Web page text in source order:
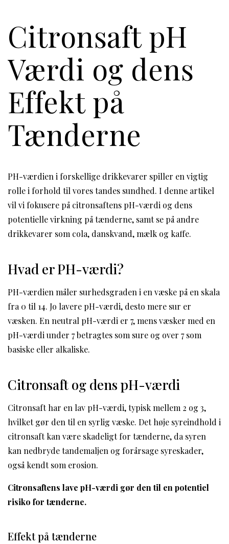
Citronsaft pH
Værdi og dens
Effekt på
Tænderne
PH-værdien i forskellige drikkevarer spiller en vigtig
rolle i forhold til vores tandes sundhed. I denne artikel
vil vi fokusere på citronsaftens pH-værdi og dens
potentielle virkning på tænderne, samt se på andre
drikkevarer som cola, danskvand, mælk og kaffe.
Hvad er PH-værdi?
PH-værdien måler surhedsgraden i en væske på en skala
fra 0 til 14. Jo lavere pH-værdi, desto mere sur er
væsken. En neutral pH-værdi er 7, mens væsker med en
pH-værdi under 7 betragtes som sure og over 7 som
basiske eller alkaliske.
Citronsaft og dens pH-værdi
Citronsaft har en lav pH-værdi, typisk mellem 2 og 3,
hvilket gør den til en syrlig væske. Det høje syreindhold i
citronsaft kan være skadeligt for tænderne, da syren
kan nedbryde tandemaljen og forårsage syreskader,
også kendt som erosion.
Citronsaftens lave pH-værdi gør den til en potentiel
risiko for tænderne.
Effekt på tænderne